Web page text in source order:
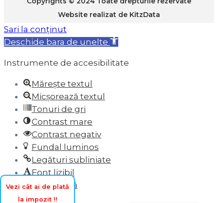
Website realizat de KitzData
Vezi cât ai de plată
la impozit !!
Sari la conținut
Deschide bara de unelte
Instrumente de accesibilitate
Mărește textul
Micșorează textul
Tonuri de gri
Contrast mare
Contrast negativ
Fundal luminos
Legături subliniate
Font lizibil
Resetează